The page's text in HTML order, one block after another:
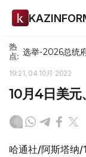
热
点: 选举-2026总统
19:21, 04 10月 2022
10月4日美元
哈通社/阿斯塔纳